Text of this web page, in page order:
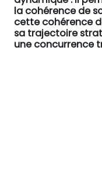
la cohérence de
cette cohérence
sa trajectoire
une concurrence